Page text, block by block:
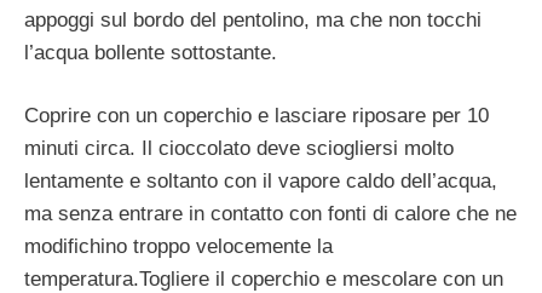
appoggi sul bordo del pentolino, ma che non tocchi
l’acqua bollente sottostante.
Coprire con un coperchio e lasciare riposare per 10
minuti circa. Il cioccolato deve sciogliersi molto
lentamente e soltanto con il vapore caldo dell’acqua,
ma senza entrare in contatto con fonti di calore che ne
modifichino troppo velocemente la
temperatura.Togliere il coperchio e mescolare con un